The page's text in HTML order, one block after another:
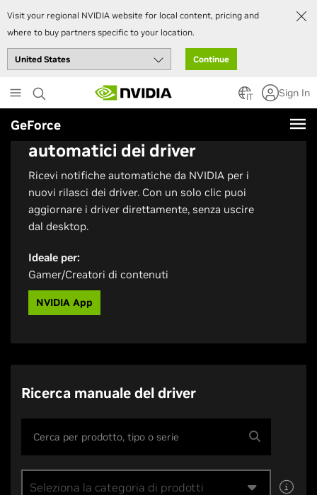
Visit your regional NVIDIA website for local content, pricing and
where to buy partners specific to your location.
Continue
to
main
content
IT Sign In
GeForce
Ricevi aggiornamenti
automatici dei driver
Ricevi notifiche automatiche da NVIDIA per i
nuovi rilasci dei driver. Con un solo clic puoi
aggiornare i driver direttamente, senza uscire
dal desktop.
Ideale per:
Gamer/Creatori di contenuti
NVIDIA App
Ricerca manuale del driver
Seleziona la categoria di prodotti